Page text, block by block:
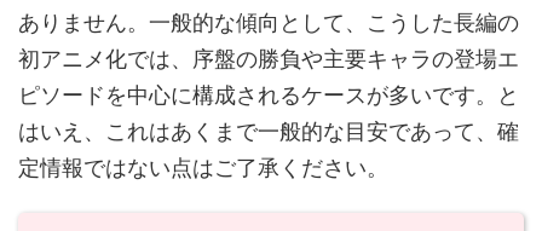
ありません。一般的な傾向として、こうした長編の
初アニメ化では、序盤の勝負や主要キャラの登場エ
ピソードを中心に構成されるケースが多いです。と
はいえ、これはあくまで一般的な目安であって、確
定情報ではない点はご了承ください。